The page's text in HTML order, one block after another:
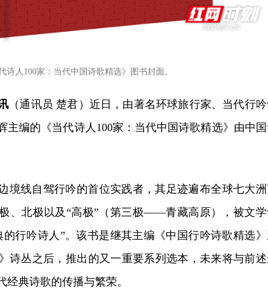
诗人100家：当代中国诗歌精选》图书封面。
（通讯员 楚君）近日，由著名环球旅行家、当代行
主编的《当代诗人100家：当代中国诗歌精选》由中
境线自驾行吟的首位实践者，其足迹遍布全球七大
、北极以及“高极”（第三极——青藏高原），被文
行吟诗人”。该书是继其主编《中国行吟诗歌精选
诗丛之后，推出的又一重要系列选本，未来将与前
典诗歌的传播与繁荣。